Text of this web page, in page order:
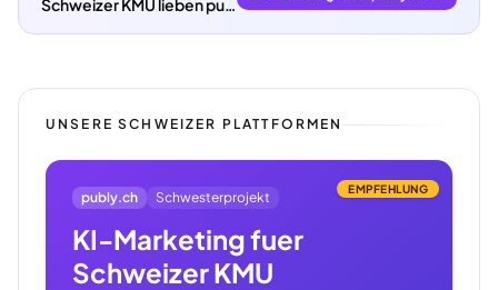
Schweizer KMU lieben publy.ch.
UNSERE SCHWEIZER PLATTFORMEN
EMPFEHLUNG
publy.ch Schwesterprojekt
KI-Marketing fuer
Schweizer KMU